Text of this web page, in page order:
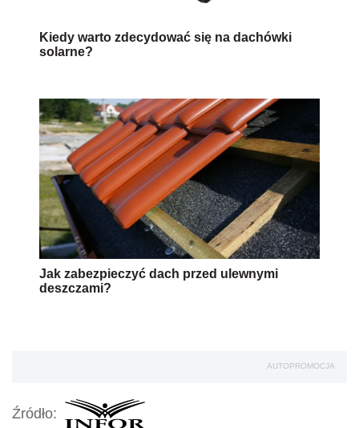
Kiedy warto zdecydować się na dachówki
solarne?
Jak zabezpieczyć dach przed ulewnymi
deszczami?
AUTOPROMOCJA
Źródło: